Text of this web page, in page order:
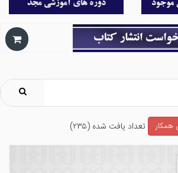
همکار تعداد يافت شده (۲۳۵)